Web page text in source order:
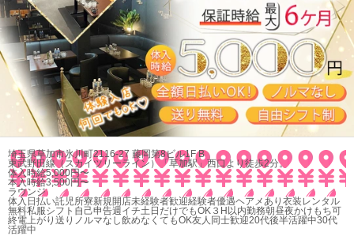
埼玉県草加市氷川町2116-27 藤岡第8ビル1F B
東武野田線（スカイツリーライン）「草加駅」西口より徒歩2分。
体入時給5,000円〜
本入時給3,500円〜
ラウンジ
体入 日払い託児所寮新規開店未経験者歓迎経験者優遇ヘアメあり 衣装レンタル
無料私服シフト自己申告週イチ土日だけでもOK ３H以内勤務朝昼夜かけもち可
終電上がり 送り ノルマなし飲めなくてもOK友人同士歓迎20代後半活躍中30代
活躍中